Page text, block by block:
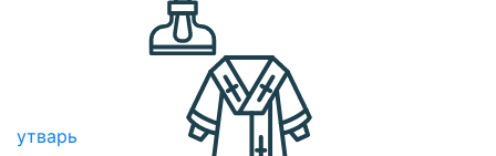
утварь